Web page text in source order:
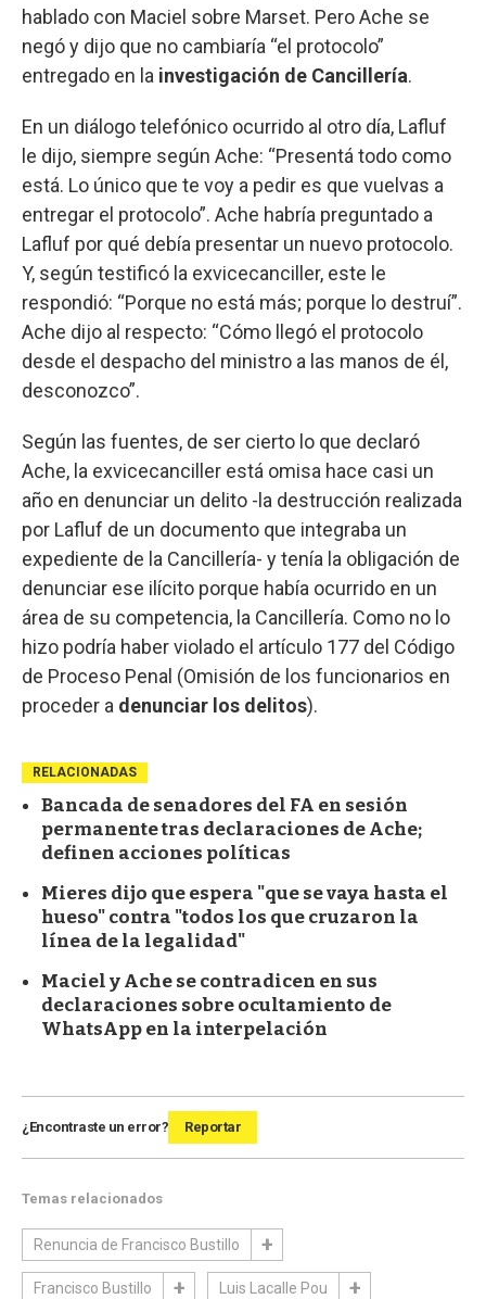
hablado con Maciel sobre Marset. Pero Ache se
negó y dijo que no cambiaría “el protocolo”
entregado en la investigación de Cancillería.
En un diálogo telefónico ocurrido al otro día, Lafluf
le dijo, siempre según Ache: “Presentá todo como
está. Lo único que te voy a pedir es que vuelvas a
entregar el protocolo”. Ache habría preguntado a
Lafluf por qué debía presentar un nuevo protocolo.
Y, según testificó la exvicecanciller, este le
respondió: “Porque no está más; porque lo destruí”.
Ache dijo al respecto: “Cómo llegó el protocolo
desde el despacho del ministro a las manos de él,
desconozco”.
Según las fuentes, de ser cierto lo que declaró
Ache, la exvicecanciller está omisa hace casi un
año en denunciar un delito -la destrucción realizada
por Lafluf de un documento que integraba un
expediente de la Cancillería- y tenía la obligación de
denunciar ese ilícito porque había ocurrido en un
área de su competencia, la Cancillería. Como no lo
hizo podría haber violado el artículo 177 del Código
de Proceso Penal (Omisión de los funcionarios en
proceder a denunciar los delitos).
RELACIONADAS
Bancada de senadores del FA en sesión
permanente tras declaraciones de Ache;
definen acciones políticas
Mieres dijo que espera "que se vaya hasta el
hueso" contra "todos los que cruzaron la
línea de la legalidad"
Maciel y Ache se contradicen en sus
declaraciones sobre ocultamiento de
WhatsApp en la interpelación
¿Encontraste un error? Reportar
Temas relacionados
Renuncia de Francisco Bustillo
Francisco Bustillo Luis Lacalle Pou